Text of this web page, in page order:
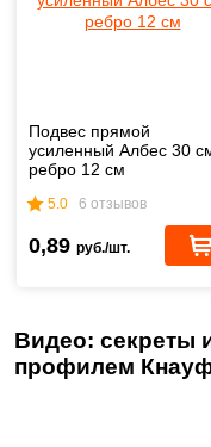
Подвес прямой
усиленный Албес 30
ребро 12 см
5.0 6 отзывов
0,89 руб./шт.
Видео: секреты
профилем Кнауф